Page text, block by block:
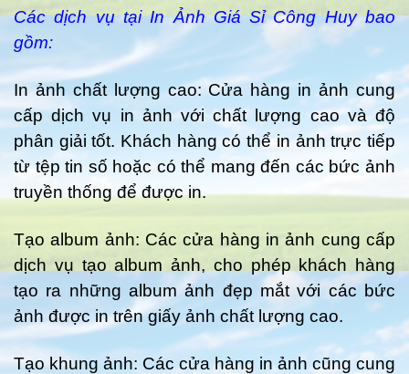
Các dịch vụ tại In Ảnh Giá Sỉ Công Huy bao
gồm:
In ảnh chất lượng cao: Cửa hàng in ảnh cung
cấp dịch vụ in ảnh với chất lượng cao và độ
phân giải tốt. Khách hàng có thể in ảnh trực tiếp
từ tệp tin số hoặc có thể mang đến các bức ảnh
truyền thống để được in.
Tạo album ảnh: Các cửa hàng in ảnh cung cấp
dịch vụ tạo album ảnh, cho phép khách hàng
tạo ra những album ảnh đẹp mắt với các bức
ảnh được in trên giấy ảnh chất lượng cao.
Tạo khung ảnh: Các cửa hàng in ảnh cũng cung